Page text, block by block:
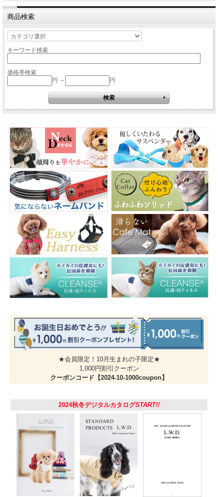
商品検索
キーワード検索
価格帯検索
円 ～
円
★会員限定！10月生まれの子限定★
1,000円割引クーポン
クーポンコード【2024-10-1000coupon】
2024秋冬デジタルカタログSTART!!